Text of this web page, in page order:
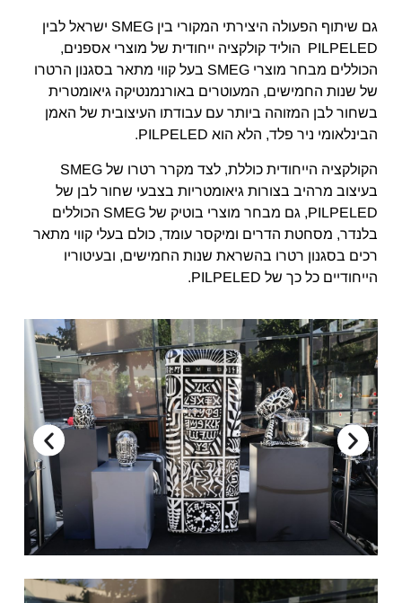
גם שיתוף הפעולה היצירתי המקורי בין SMEG ישראל לבין
PILPELED הוליד קולקציה ייחודית של מוצרי אספנים,
הכוללים מבחר מוצרי SMEG בעל קווי מתאר בסגנון הרטרו
של שנות החמישים, המעוטרים באורנמנטיקה גיאומטרית
בשחור לבן המזוהה ביותר עם עבודתו העיצובית של האמן
הבינלאומי ניר פלד, הלא הוא PILPELED.
הקולקציה הייחודית כוללת, לצד מקרר רטרו של SMEG
בעיצוב מרהיב בצורות גיאומטריות בצבעי שחור לבן של
PILPELED, גם מבחר מוצרי בוטיק של SMEG הכוללים
בלנדר, מסחטת הדרים ומיקסר עומד, כולם בעלי קווי מתאר
רכים בסגנון רטרו בהשראת שנות החמישים, ובעיטוריו
הייחודיים כל כך של PILPELED.